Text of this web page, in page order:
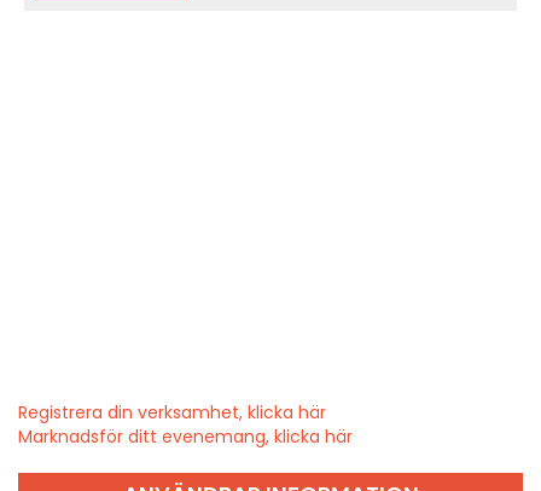
Registrera din verksamhet, klicka här
Marknadsför ditt evenemang, klicka här